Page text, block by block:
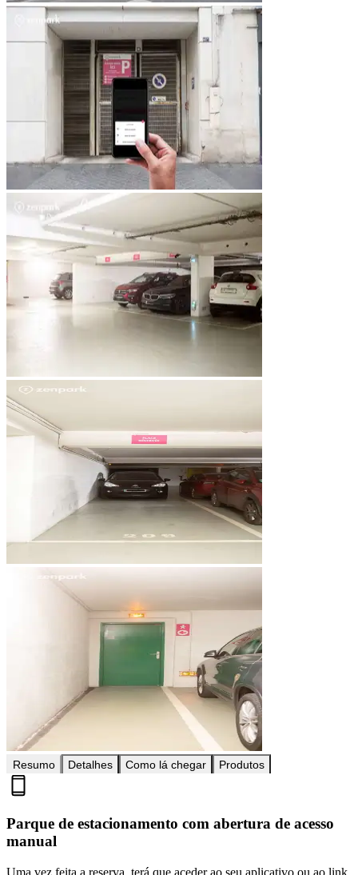
Resumo Detalhes Como lá chegar Produtos
Parque de estacionamento com abertura de acesso
manual
Uma vez feita a reserva, terá que aceder ao seu aplicativo ou ao link